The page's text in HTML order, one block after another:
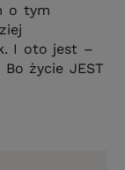
o tym
I oto jest –
życie JEST